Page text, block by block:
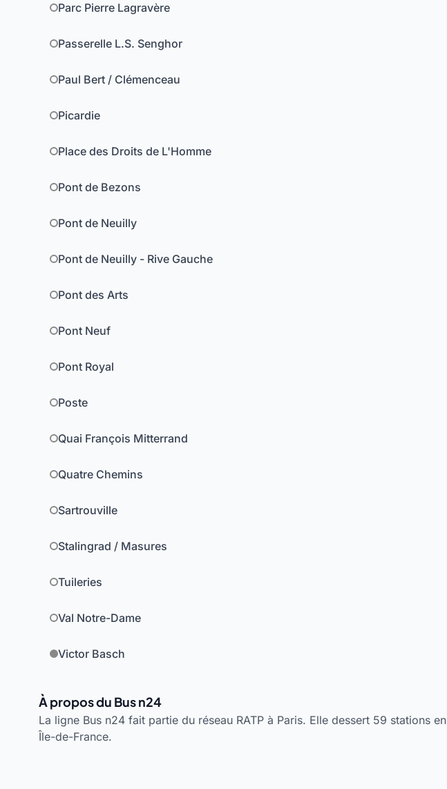
Parc Pierre Lagravère
Passerelle L.S. Senghor
Paul Bert / Clémenceau
Picardie
Place des Droits de L'Homme
Pont de Bezons
Pont de Neuilly
Pont de Neuilly - Rive Gauche
Pont des Arts
Pont Neuf
Pont Royal
Poste
Quai François Mitterrand
Quatre Chemins
Sartrouville
Stalingrad / Masures
Tuileries
Val Notre-Dame
Victor Basch
À propos du Bus n24
La ligne Bus n24 fait partie du réseau RATP à Paris. Elle dessert 59 stations en
Île-de-France.